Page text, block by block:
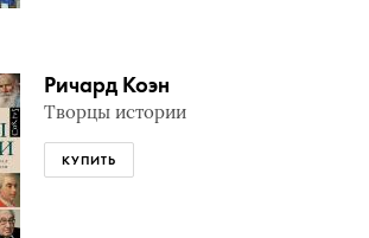
Ричард Коэн
Творцы истории
КУПИТЬ